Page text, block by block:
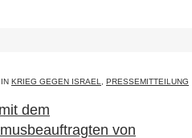
IN KRIEG GEGEN ISRAEL PRESSEMITTEILUNG
dem
von